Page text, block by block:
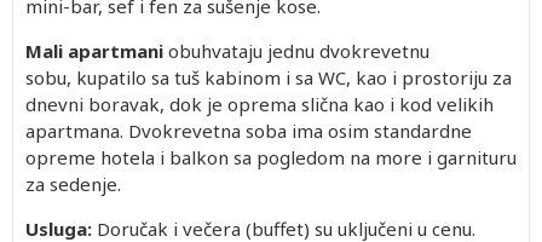
mini-bar, sef i fen za sušenje kose.
Mali apartmani obuhvataju jednu dvokrevetnu
sobu, kupatilo sa tuš kabinom i sa WC, kao i prostoriju za
dnevni boravak, dok je oprema slična kao i kod velikih
apartmana. Dvokrevetna soba ima osim standardne
opreme hotela i balkon sa pogledom na more i garnituru
za sedenje.
Usluga: Doručak i večera (buffet) su uključeni u cenu.